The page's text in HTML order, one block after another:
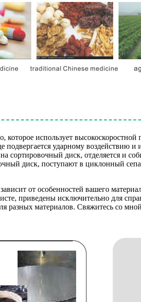
использует
подвергается ударному
диск, отделяется и
диск, поступают в циклонный
от особенностей вашего
приведены исключительно для
разных материалов. Свяжитесь со